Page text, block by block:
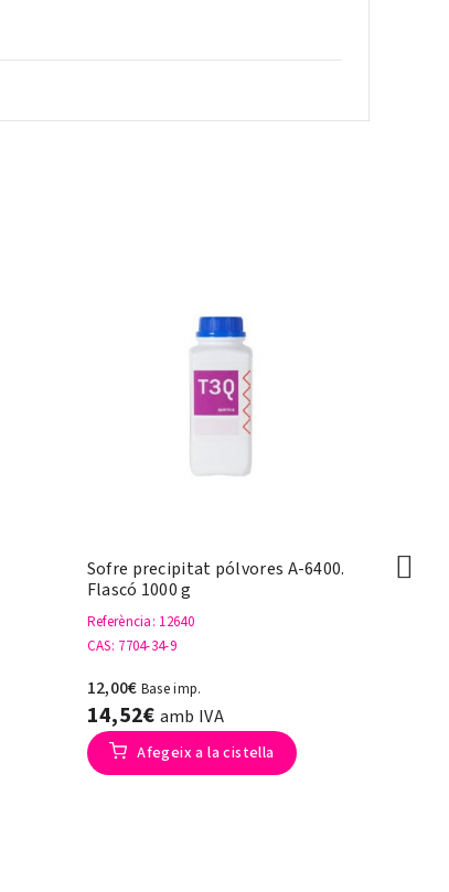
Sofre precipitat pólvores A-6400.
Flascó 1000 g
Referència: 12640
CAS: 7704-34-9
12,00€ Base imp.
14,52€ amb IVA
Afegeix a la cistella